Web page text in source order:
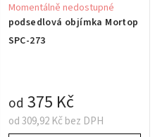
podsedlová objímka Mortop
SPC-273
Momentálně nedostupné
od 309,92 Kč bez DPH
od 375 Kč